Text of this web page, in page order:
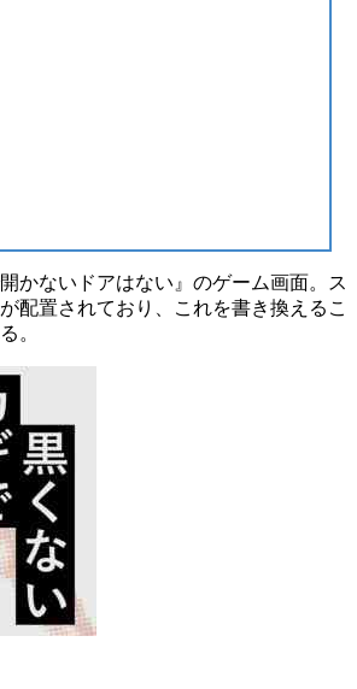
かないドアはない』のゲーム画面。ス
配置されており、これを書き換えるこ
。